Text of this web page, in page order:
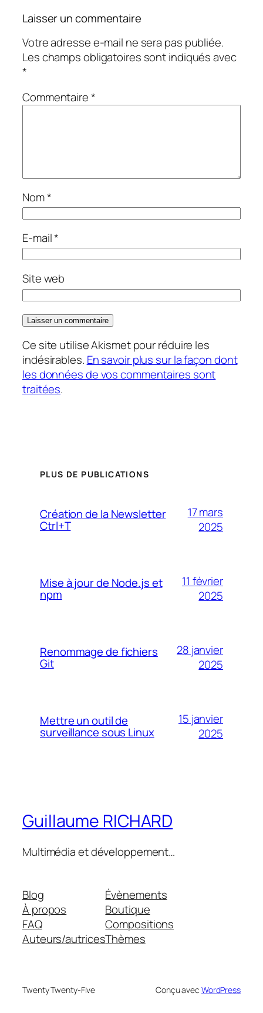
Laisser un commentaire
Votre adresse e-mail ne sera pas publiée.
Les champs obligatoires sont indiqués avec
*
Commentaire*
Nom*
E-mail*
Site web
Ce site utilise Akismet pour réduire les
indésirables. En savoir plus sur la façon dont
les données de vos commentaires sont
traitées.
PLUS DE PUBLICATIONS
Création de la Newsletter
Ctrl+T
17 mars
2025
Mise à jour de Node.js et
npm
11 février
2025
Renommage de fichiers
Git
28 janvier
2025
Mettre un outil de
surveillance sous Linux
15 janvier
2025
Guillaume RICHARD
Multimédia et développement…
Blog
À propos
FAQ
Auteurs/autrices
Évènements
Boutique
Compositions
Thèmes
Twenty Twenty-Five Conçu avec WordPress